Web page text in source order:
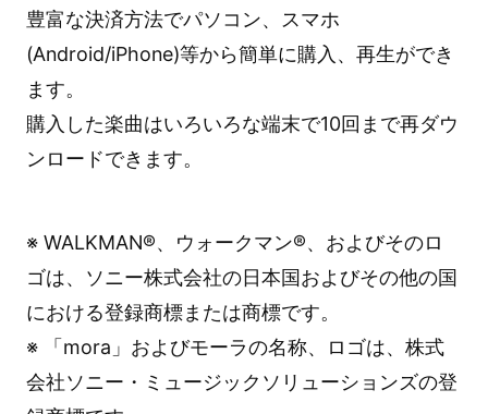
豊富な決済方法でパソコン、スマホ
(Android/iPhone)等から簡単に購入、再生ができ
ます。
購入した楽曲はいろいろな端末で10回まで再ダウ
ンロードできます。
※ WALKMAN®、ウォークマン®、およびそのロ
ゴは、ソニー株式会社の日本国およびその他の国
における登録商標または商標です。
※ 「mora」およびモーラの名称、ロゴは、株式
会社ソニー・ミュージックソリューションズの登